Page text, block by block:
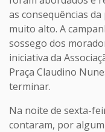
as consequências
muito alto. A
sossego dos
iniciativa da
Praça Claudino
terminar.
Na noite de sexta-
contaram, por